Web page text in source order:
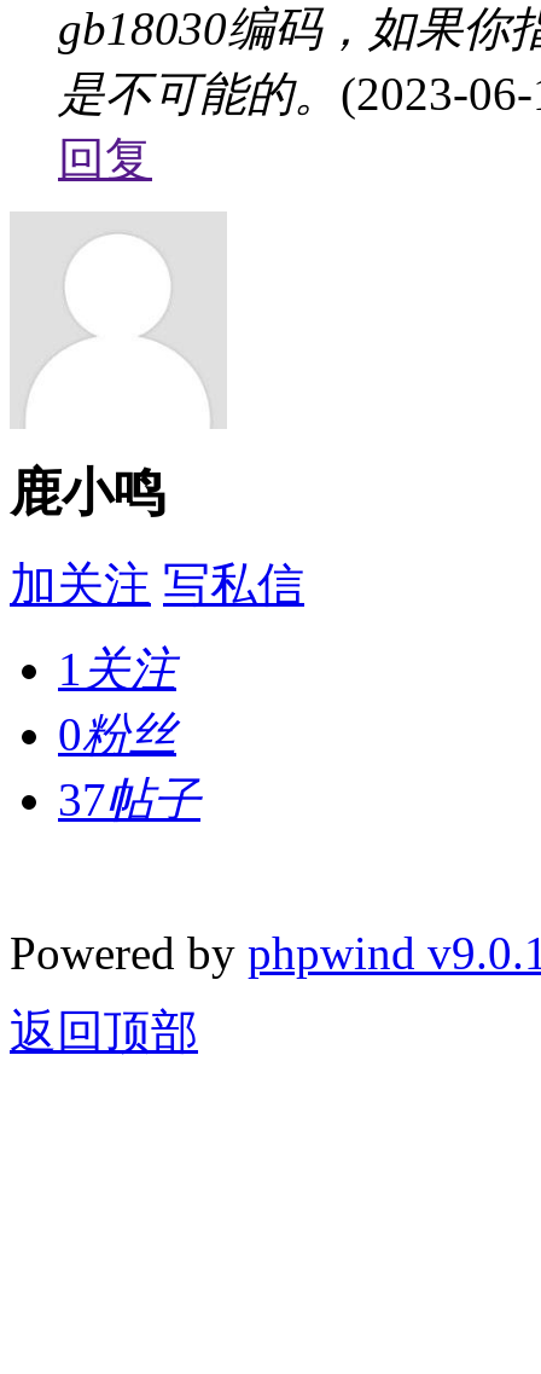
gb18030编码，如果你
是不可能的。 (2023-
回复
鹿小鸣
加关注 写私信
1 关注
0粉丝
37帖子
Powered by phpwind
返回顶部